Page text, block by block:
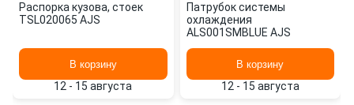
Распорка кузова, стоек
TSL020065 AJS
В корзину
12 - 15 августа
Патрубок системы
охлаждения
ALS001SMBLUE AJS
В корзину
12 - 15 августа